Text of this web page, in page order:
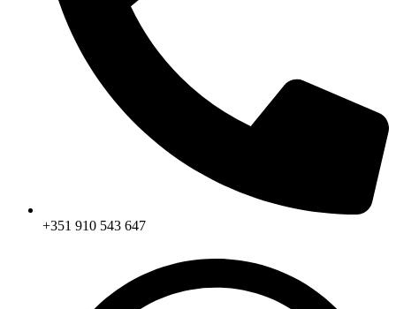
+351 910 543 647